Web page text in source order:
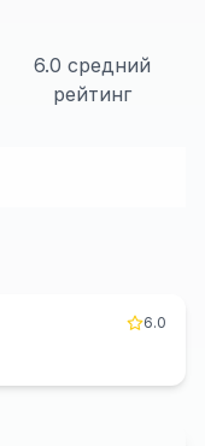
6.0 средний
рейтинг
6.0